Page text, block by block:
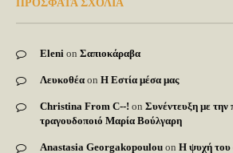
ΠΡΟΣΦΑΤΑ ΣΧΟΛΙΑ
Eleni on Σαπιοκάραβα
Λευκοθέα on Η Εστία μέσα μας
Christina From C--! on Συνέντευξη με την
τραγουδοποιό Μαρία Βούλγαρη
Anastasia Georgakopoulou on Η ψυχή του